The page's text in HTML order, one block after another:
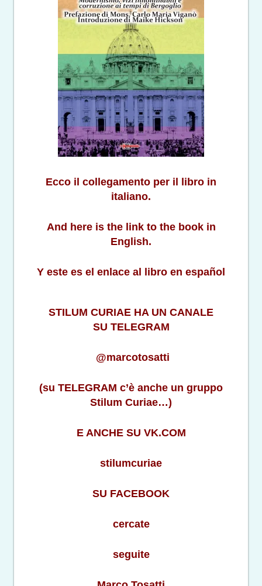
Ecco il collegamento per il libro in
italiano.
And here is the link to the book in
English.
Y este es el enlace al libro en español
STILUM CURIAE HA UN CANALE
SU TELEGRAM
@marcotosatti
(su TELEGRAM c’è anche un gruppo
Stilum Curiae…)
E ANCHE SU VK.COM
stilumcuriae
SU FACEBOOK
cercate
seguite